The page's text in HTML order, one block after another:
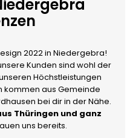
2022 in Niedergebra!
Kunden sind wohl der
Höchstleistungen
kommen aus Gemeinde
bei dir in der Nähe.
Thüringen und ganz
uns bereits.